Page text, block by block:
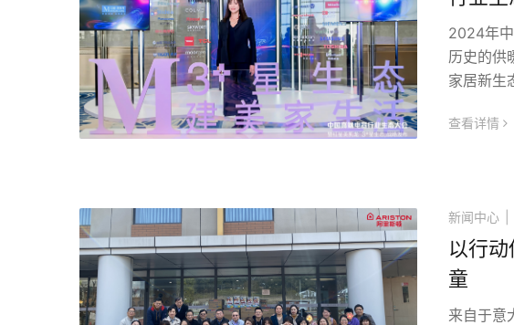
2024年
历史的供
家居新生
查看详情
新闻中心
以行
童
来自于意